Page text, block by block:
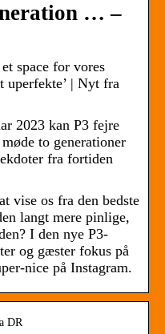
… –
space for vores
uperfekte’ | Nyt fra
2023 kan P3 fejre
to generationer
fra fortiden
vise os fra den bedste
langt mere pinlige,
I den nye P3-
og gæster fokus på
nice på Instagram.
DR